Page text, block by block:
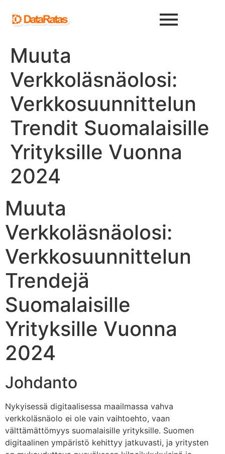
Muuta
Verkkoläsnäolosi:
Verkkosuunnittelun
Trendit Suomalaisille
Yrityksille Vuonna
2024
Muuta
Verkkoläsnäolosi:
Verkkosuunnittelun
Trendejä
Suomalaisille
Yrityksille Vuonna
2024
Johdanto
Nykyisessä digitaalisessa maailmassa vahva
verkkoläsnäolo ei ole vain vaihtoehto, vaan
välttämättömyys suomalaisille yrityksille. Suomen
digitaalinen ympäristö kehittyy jatkuvasti, ja yritysten